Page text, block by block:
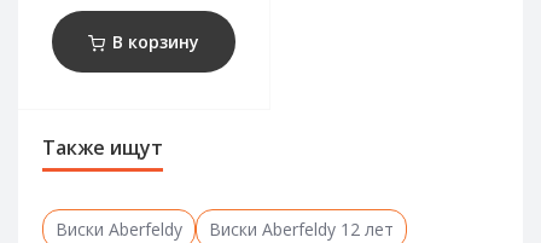
В корзину
Также ищут
Виски Aberfeldy
Виски Aberfeldy 12 лет